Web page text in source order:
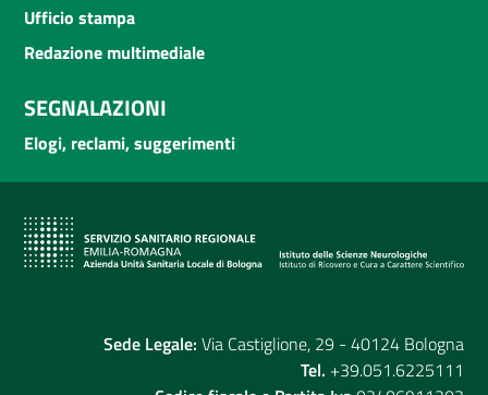
Ufficio stampa
Redazione multimediale
SEGNALAZIONI
Elogi, reclami, suggerimenti
Sede Legale: Via Castiglione, 29 - 40124 Bologna
Tel. +39.051.6225111